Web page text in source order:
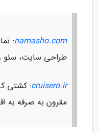
namasho.com
:
طراحی سایت، سئو
cruisero.ir: کشتی
مقرون به صرفه به